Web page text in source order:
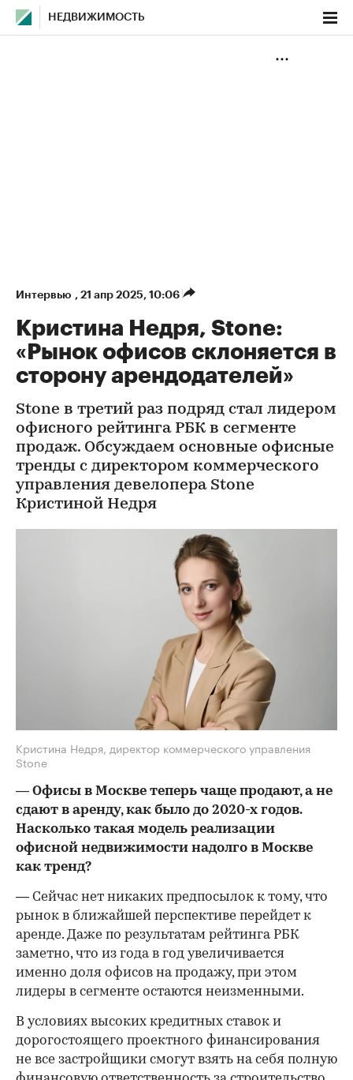
НЕДВИЖИМОСТЬ
Интервью , 21 апр 2025, 10:06
Кристина Недря, Stone:
«Рынок офисов склоняется в
сторону арендодателей»
Stone в третий раз подряд стал лидером
офисного рейтинга РБК в сегменте
продаж. Обсуждаем основные офисные
тренды с директором коммерческого
управления девелопера Stone
Кристиной Недря
Кристина Недря, директор коммерческого управления
Stone
— Офисы в Москве теперь чаще продают, а не
сдают в аренду, как было до 2020-х годов.
Насколько такая модель реализации
офисной недвижимости надолго в Москве
как тренд?
— Сейчас нет никаких предпосылок к тому, что
рынок в ближайшей перспективе перейдет к
аренде. Даже по результатам рейтинга РБК
заметно, что из года в год увеличивается
именно доля офисов на продажу, при этом
лидеры в сегменте остаются неизменными.
В условиях высоких кредитных ставок и
дорогостоящего проектного финансирования
не все застройщики смогут взять на себя полную